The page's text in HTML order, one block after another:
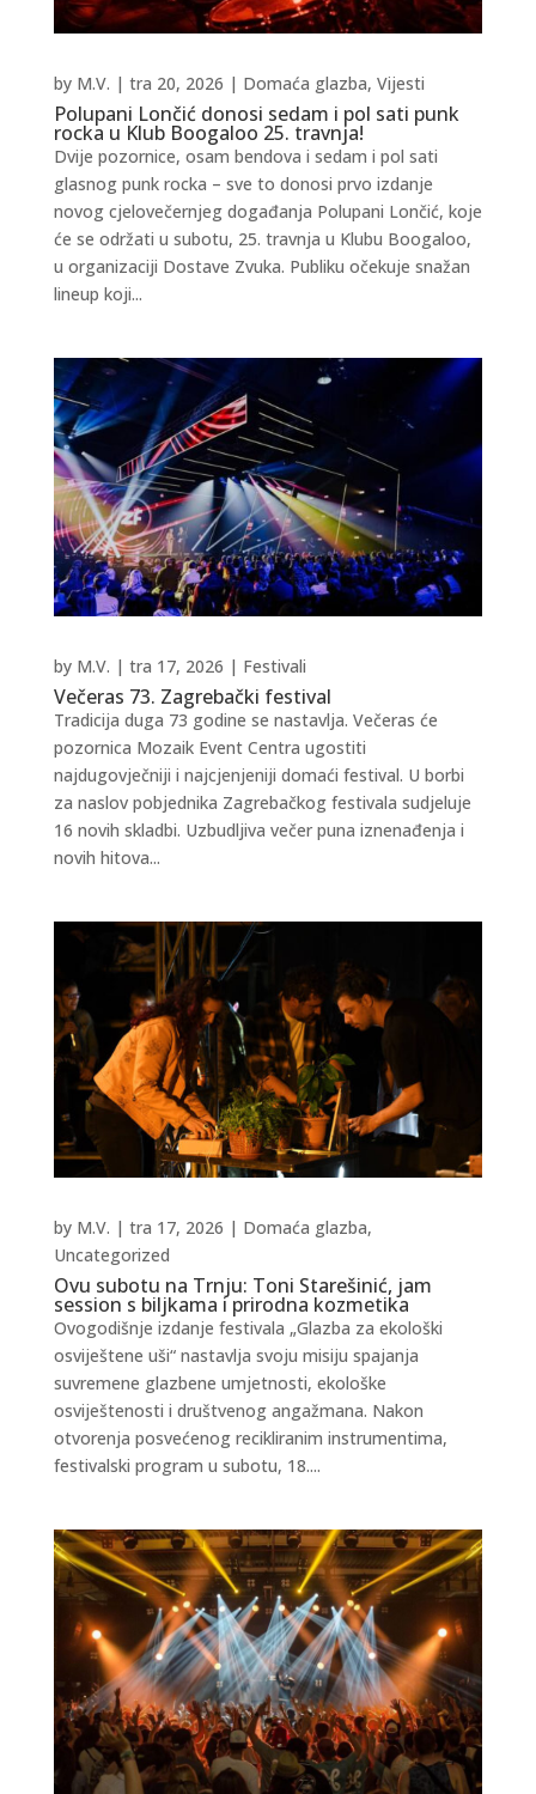
Polupani Lončić donosi sedam i pol sati punk
rocka u Klub Boogaloo 25. travnja!
by M.V. | tra 20, 2026 | Domaća glazba, Vijesti
Dvije pozornice, osam bendova i sedam i pol sati
glasnog punk rocka – sve to donosi prvo izdanje
novog cjelovečernjeg događanja Polupani Lončić, koje
će se održati u subotu, 25. travnja u Klubu Boogaloo,
u organizaciji Dostave Zvuka. Publiku očekuje snažan
lineup koji...
Večeras 73. Zagrebački festival
by M.V. | tra 17, 2026 | Festivali
Tradicija duga 73 godine se nastavlja. Večeras će
pozornica Mozaik Event Centra ugostiti
najdugovječniji i najcjenjeniji domaći festival. U borbi
za naslov pobjednika Zagrebačkog festivala sudjeluje
16 novih skladbi. Uzbudljiva večer puna iznenađenja i
novih hitova...
Ovu subotu na Trnju: Toni Starešinić, jam
session s biljkama i prirodna kozmetika
by M.V. | tra 17, 2026 | Domaća glazba,
Uncategorized
Ovogodišnje izdanje festivala „Glazba za ekološki
osviještene uši“ nastavlja svoju misiju spajanja
suvremene glazbene umjetnosti, ekološke
osviještenosti i društvenog angažmana. Nakon
otvorenja posvećenog recikliranim instrumentima,
festivalski program u subotu, 18....